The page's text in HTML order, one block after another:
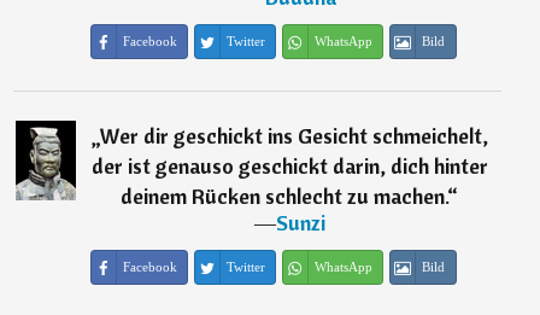
Facebook Twitter WhatsApp Bild
„Wer dir geschickt ins Gesicht schmeichelt,
der ist genauso geschickt darin, dich hinter
deinem Rücken schlecht zu machen.“
―Sunzi
Facebook Twitter WhatsApp Bild